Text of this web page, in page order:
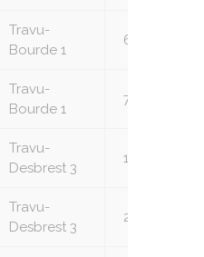
Travu-
Bourde 1
6
Travu-
Bourde 1
7
Travu-
Desbrest 3
1
Travu-
Desbrest 3
2